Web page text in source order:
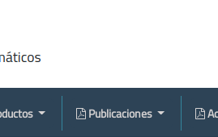
Publicaciones